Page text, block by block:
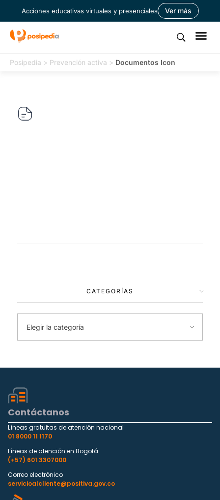
Acciones educativas virtuales y presenciales Ver más
Posipedia > Prevención activa > Documentos Icon
CATEGORÍAS
Contáctanos
Líneas gratuitas de atención nacional
01 8000 11 1170
Líneas de atención en Bogotá
(+57) 601 3307000
Correo electrónico
servicioalcliente@positiva.gov.co